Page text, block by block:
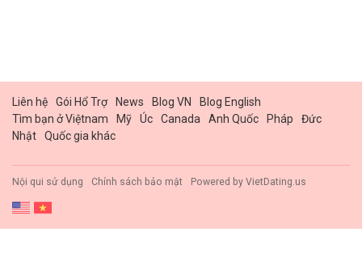
Liên hệ Gói Hổ Trợ News Blog VN
Blog English
Tìm bạn ở Việtnam
Mỹ Úc Canada Anh Quốc Pháp
Đức
Nhật
Quốc gia khác
Nội qui sử dụng Chính sách bảo mật Powered by VietDating.us